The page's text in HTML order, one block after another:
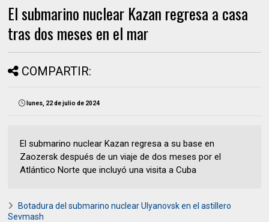
El submarino nuclear Kazan regresa a casa
tras dos meses en el mar
COMPARTIR:
lunes, 22 de julio de 2024
El submarino nuclear Kazan regresa a su base en
Zaozersk después de un viaje de dos meses por el
Atlántico Norte que incluyó una visita a Cuba
Botadura del submarino nuclear Ulyanovsk en el astillero
Sevmash